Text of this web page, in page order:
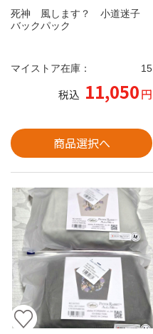
死神 風します？ 小道迷子
バックパック
マイストア在庫： 15
税込 11,050円
商品選択へ